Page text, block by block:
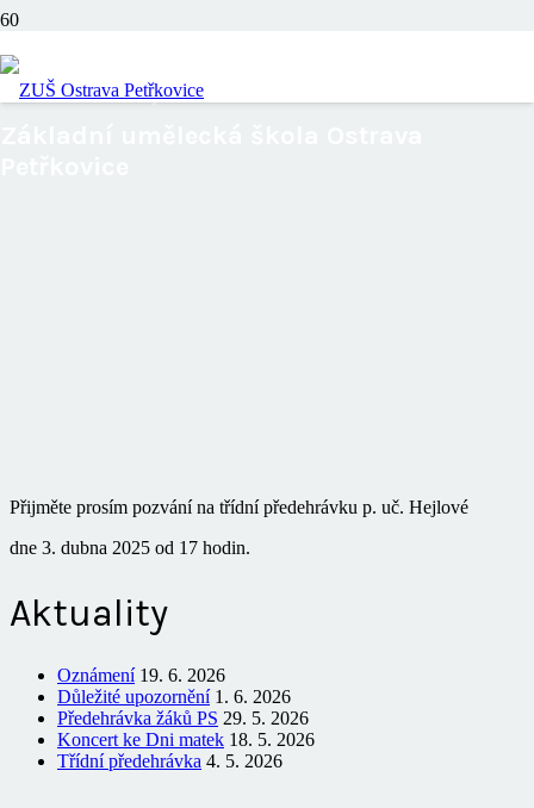
Třídní předehrávka
Přijměte prosím pozvání na třídní předehrávku p. uč. Hejlové
dne 3. dubna 2025 od 17 hodin.
Aktuality
Oznámení 19. 6. 2026
Důležité upozornění 1. 6. 2026
Předehrávka žáků PS 29. 5. 2026
Koncert ke Dni matek 18. 5. 2026
Třídní předehrávka 4. 5. 2026